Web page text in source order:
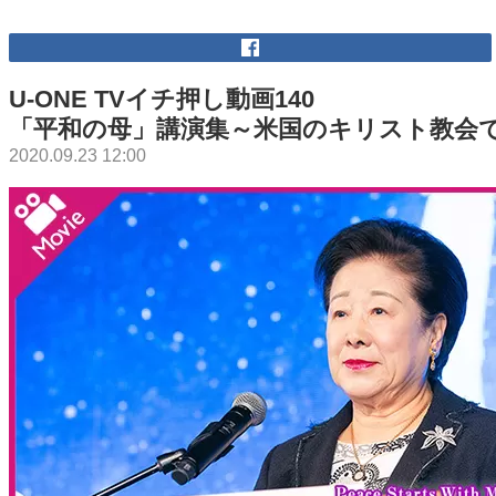
U-ONE TVイチ押し動画140
「平和の母」講演集～米国のキリスト教会
2020.09.23 12:00